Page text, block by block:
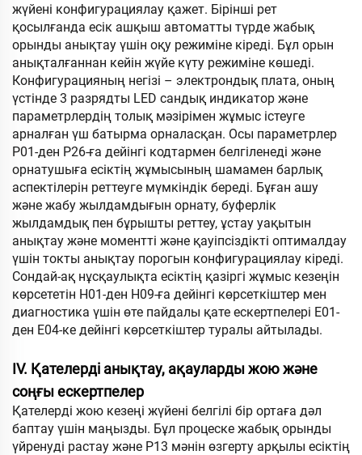
жүйені конфигурациялау қажет. Бірінші рет
қосылғанда есік ашқыш автоматты түрде жабық
орынды анықтау үшін оқу режиміне кіреді. Бұл орын
анықталғаннан кейін жүйе күту режиміне көшеді.
Конфигурацияның негізі – электрондық плата, оның
үстінде 3 разрядты LED сандық индикатор және
параметрлердің толық мәзірімен жұмыс істеуге
арналған үш батырма орналасқан. Осы параметрлер
Р01-ден Р26-ға дейінгі кодтармен белгіленеді және
орнатушыға есіктің жұмысының шамамен барлық
аспектілерін реттеуге мүмкіндік береді. Бұған ашу
және жабу жылдамдығын орнату, буферлік
жылдамдық пен бұрышты реттеу, ұстау уақытын
анықтау және моментті және қауіпсіздікті оптималдау
үшін токты анықтау порогын конфигурациялау кіреді.
Сондай-ақ нұсқаулықта есіктің қазіргі жұмыс кезеңін
көрсететін Н01-ден Н09-ға дейінгі көрсеткіштер мен
диагностика үшін өте пайдалы қате ескертпелері Е01-
ден Е04-ке дейінгі көрсеткіштер туралы айтылады.
IV. Қателерді анықтау, ақауларды жою және
соңғы ескертпелер
Қателерді жою кезеңі жүйені белгілі бір ортаға дәл
баптау үшін маңызды. Бұл процеске жабық орынды
үйренуді растау және P13 мәнін өзгерту арқылы есіктің